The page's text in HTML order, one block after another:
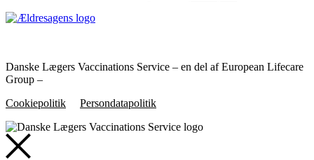
Danske Lægers Vaccinations Service – en del af European Lifecare
Group –
Cookiepolitik
Persondatapolitik